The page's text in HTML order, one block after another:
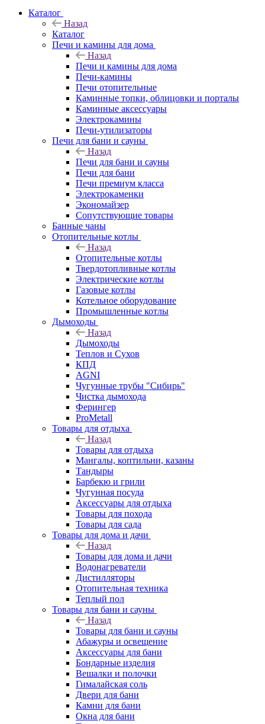
Каталог
Назад
Каталог
Печи и камины для дома
Назад
Печи и камины для дома
Печи-камины
Печи отопительные
Каминные топки, облицовки и порталы
Каминные аксессуары
Электрокамины
Печи-утилизаторы
Печи для бани и сауны
Назад
Печи для бани и сауны
Печи для бани
Печи премиум класса
Электрокаменки
Экономайзер
Сопутствующие товары
Банные чаны
Отопительные котлы
Назад
Отопительные котлы
Твердотопливные котлы
Электрические котлы
Газовые котлы
Котельное оборудование
Промышленные котлы
Дымоходы
Назад
Дымоходы
Теплов и Сухов
КПД
AGNI
Чугунные трубы "Сибирь"
Чистка дымохода
Ферингер
ProMetall
Товары для отдыха
Назад
Товары для отдыха
Мангалы, коптильни, казаны
Тандыры
Барбекю и грили
Чугунная посуда
Аксессуары для отдыха
Товары для похода
Товары для сада
Товары для дома и дачи
Назад
Товары для дома и дачи
Водонагреватели
Дистилляторы
Отопительная техника
Теплый пол
Товары для бани и сауны
Назад
Товары для бани и сауны
Абажуры и освещение
Аксессуары для бани
Бондарные изделия
Вешалки и полочки
Гималайская соль
Двери для бани
Камни для бани
Окна для бани